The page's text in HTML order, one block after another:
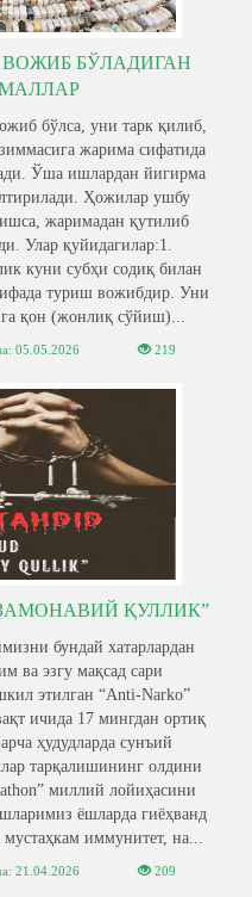
БЎЛАДИГАН
бўлса, уни тарк қилиб,
жарима сифатида
Ўша ишлардан йигирма
Ҳожилар ушбу
жаримадан қутилиб
Улар қуйидагилар:1.
куни субҳи содиқ билан
туриш вожибдир. Уни
қон (жонлиқ сўйиш)...
05.05.2026 219
ҚУЛЛИК”
бундай хатарлардан
ва эзгу мақсад сари
этилган “Anti-Narko”
ичида 17 мингдан ортиқ
ҳудудларда сунъий
тарқалишининг олдини
миллий лойиҳасини
ёшларда гиёҳванд
иммунитет, на...
21.04.2026 209